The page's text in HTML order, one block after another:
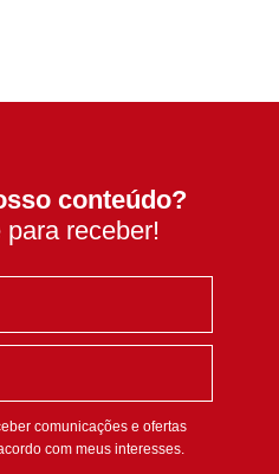
conteúdo?
receber!
comunicações e ofertas
com meus interesses.